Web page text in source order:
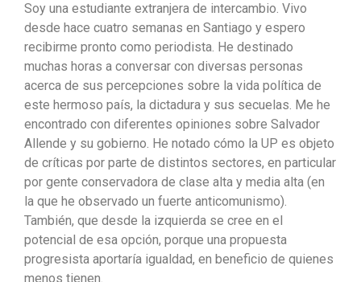
Soy una estudiante extranjera de intercambio. Vivo
desde hace cuatro semanas en Santiago y espero
recibirme pronto como periodista. He destinado
muchas horas a conversar con diversas personas
acerca de sus percepciones sobre la vida política de
este hermoso país, la dictadura y sus secuelas. Me he
encontrado con diferentes opiniones sobre Salvador
Allende y su gobierno. He notado cómo la UP es objeto
de críticas por parte de distintos sectores, en particular
por gente conservadora de clase alta y media alta (en
la que he observado un fuerte anticomunismo).
También, que desde la izquierda se cree en el
potencial de esa opción, porque una propuesta
progresista aportaría igualdad, en beneficio de quienes
menos tienen.